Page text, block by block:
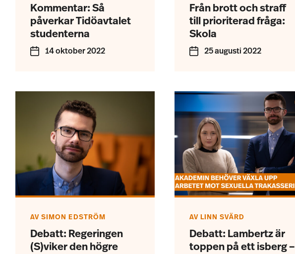
Kommentar: Så
påverkar Tidöavtalet
studenterna
14 oktober 2022
Från brott och straff
till prioriterad fråga:
Skola
25 augusti 2022
AVSIMON EDSTRÖM
Debatt: Regeringen
(S)viker den högre
AV LINN SVÄRD
Debatt: Lambertz är
toppen på ett isberg –